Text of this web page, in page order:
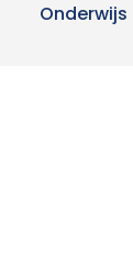
Onderwijs